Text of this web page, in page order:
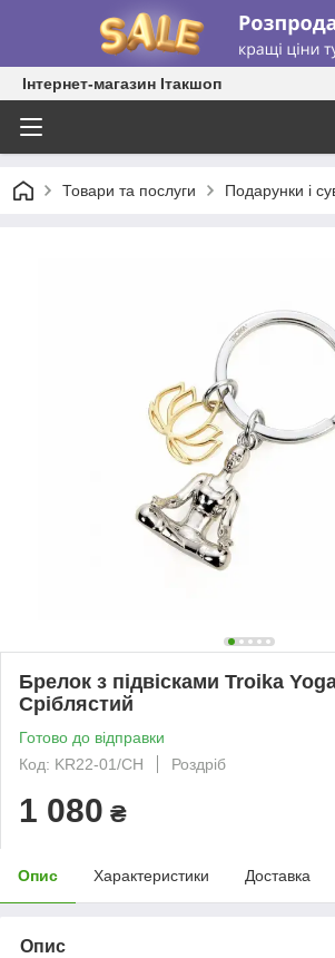
Інтернет-магазин Ітакшоп
Товари та послуги Подарунки і
Брелок з підвісками Troika
Сріблястий
Готово до відправки
Код: KR22-01/CH
Роздріб
1 080 ₴
Опис Характеристики Доставка
Опис